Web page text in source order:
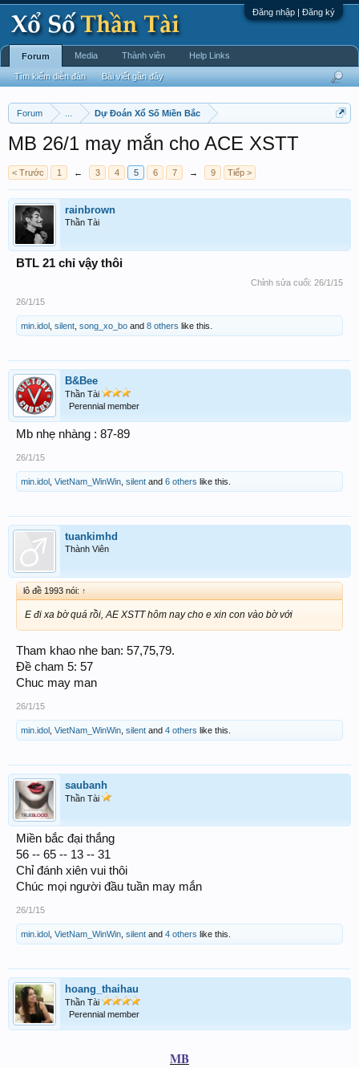
Đăng nhập | Đăng ký
Forum Dự Đoán Xổ Số Miền Bắc
MB 26/1 may mắn cho ACE XSTT
< Trước 1 ← 3 4 5 6 7 → 9 Tiếp >
rainbrown
Thần Tài
BTL 21 chỉ vậy thôi
Chỉnh sửa cuối: 26/1/15
26/1/15
min.idol silent song_xo_bo and 8 others like this.
B&Bee
Thần Tài
Perennial member
Mb nhẹ nhàng : 87-89
26/1/15
min.idol VietNam_WinWin silent and 6 others like this.
tuankimhd
Thành Viên
lô đề 1993 nói: ↑
E đi xa bờ quá rồi, AE XSTT hôm nay cho e xin con vào bờ với
Tham khao nhe ban: 57,75,79.
Đề cham 5: 57
Chuc may man
26/1/15
min.idol VietNam_WinWin silent and 4 others like this.
saubanh
Thần Tài
Miền bắc đại thắng
56 -- 65 -- 13 -- 31
Chỉ đánh xiên vui thôi
Chúc mọi người đầu tuần may mắn
26/1/15
min.idol VietNam_WinWin silent and 4 others like this.
hoang_thaihau
Thần Tài
Perennial member
MB
Forum
Tìm kiếm diễn đàn Bài viết gần đây
Media Thành viên Help Links